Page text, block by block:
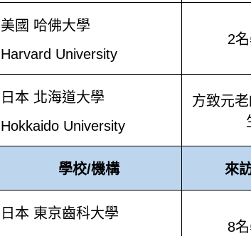
美國 哈佛大學
Harvard University
2
日本 北海道大學
Hokkaido University
方致元
學校/機構 來
日本 東京齒科大學
8